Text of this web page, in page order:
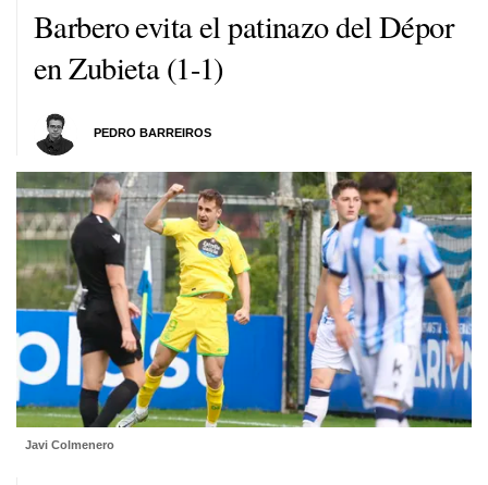
Barbero evita el patinazo del Dépor
en Zubieta (1-1)
PEDRO BARREIROS
Javi Colmenero